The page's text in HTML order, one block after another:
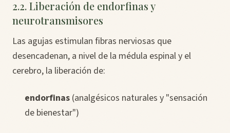
2.2. Liberación de endorfinas y
neurotransmisores
Las agujas estimulan fibras nerviosas que
desencadenan, a nivel de la médula espinal y el
cerebro, la liberación de:
endorfinas (analgésicos naturales y "sensación
de bienestar")